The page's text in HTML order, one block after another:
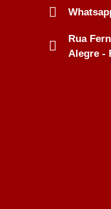
Rua
Alegre -